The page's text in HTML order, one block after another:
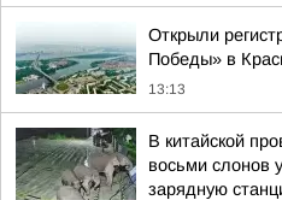
Открыли
Победы» в
13:13
В китайской
восьми слонов
зарядную